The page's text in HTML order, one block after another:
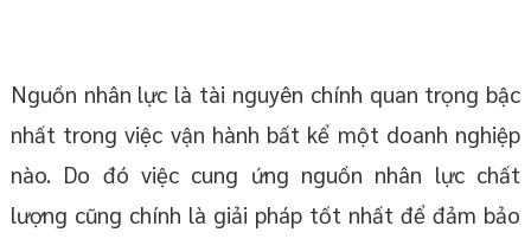
Nguồn nhân lực là tài nguyên chính quan trọng bậc
nhất trong việc vận hành bất kể một doanh nghiệp
nào. Do đó việc cung ứng nguồn nhân lực chất
lượng cũng chính là giải pháp tốt nhất để đảm bảo